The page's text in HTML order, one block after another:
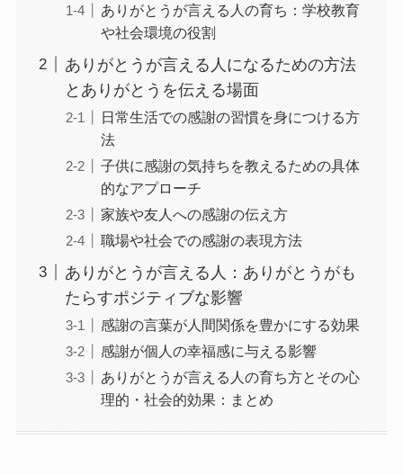
ありがとうが言える人の育ち：学校教育
や社会環境の役割
ありがとうが言える人になるための方法
とありがとうを伝える場面
日常生活での感謝の習慣を身につける方
法
子供に感謝の気持ちを教えるための具体
的なアプローチ
家族や友人への感謝の伝え方
職場や社会での感謝の表現方法
ありがとうが言える人：ありがとうがも
たらすポジティブな影響
感謝の言葉が人間関係を豊かにする効果
感謝が個人の幸福感に与える影響
ありがとうが言える人の育ち方とその心
理的・社会的効果：まとめ